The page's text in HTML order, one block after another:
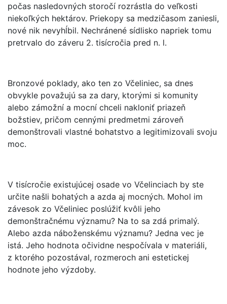
počas nasledovných storočí rozrástla do veľkosti
niekoľkých hektárov. Priekopy sa medzičasom zaniesli,
nové nik nevyhĺbil. Nechránené sídlisko napriek tomu
pretrvalo do záveru 2. tisícročia pred n. l.
Bronzové poklady, ako ten zo Včeliniec, sa dnes
obvykle považujú sa za dary, ktorými si komunity
alebo zámožní a mocní chceli nakloniť priazeň
božstiev, pričom cennými predmetmi zároveň
demonštrovali vlastné bohatstvo a legitimizovali svoju
moc.
V tisícročie existujúcej osade vo Včelinciach by ste
určite našli bohatých a azda aj mocných. Mohol im
závesok zo Včeliniec poslúžiť kvôli jeho
demonštračnému významu? Na to sa zdá primalý.
Alebo azda náboženskému významu? Jedna vec je
istá. Jeho hodnota očividne nespočívala v materiáli,
z ktorého pozostával, rozmeroch ani estetickej
hodnote jeho výzdoby.